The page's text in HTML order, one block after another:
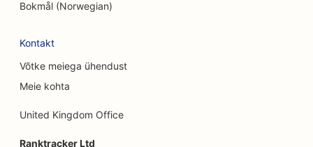
SEO finantsplaneerijatele
SEO finantsteenuste jaoks
Bokmål (Norwegian)
Kontakt
Võtke meiega ühendust
Meie kohta
United Kingdom Office
Ranktracker Ltd